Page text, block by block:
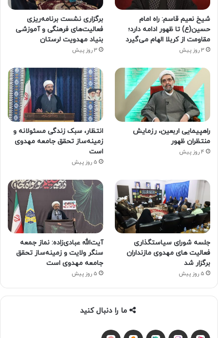
شیخ نعیم قاسم: راه امام
حسین(ع) تا ظهور ادامه دارد؛
مقاومت از کربلا الهام می‌گیرد
3 روز پیش
برگزاری نشست برنامه‌ریزی
فعالیت‌های فرهنگی و آموزشی
بنیاد مهدویت لرستان
3 روز پیش
راهپیمایی اربعین، رزمایش
منتظران ظهور
4 روز پیش
انتظار، سبک زندگی مسئولانه و
زمینه‌ساز تحقق جامعه مهدوی
است
5 روز پیش
جلسه شورای سیاستگذاری
فعالیت های مهدوی مازنداران
برگزار شد
5 روز پیش
آیت‌الله عبادی‌زاده: نماز جمعه
سنگر ولایت و زمینه‌ساز تحقق
جامعه مهدوی است
5 روز پیش
ما را دنبال کنید